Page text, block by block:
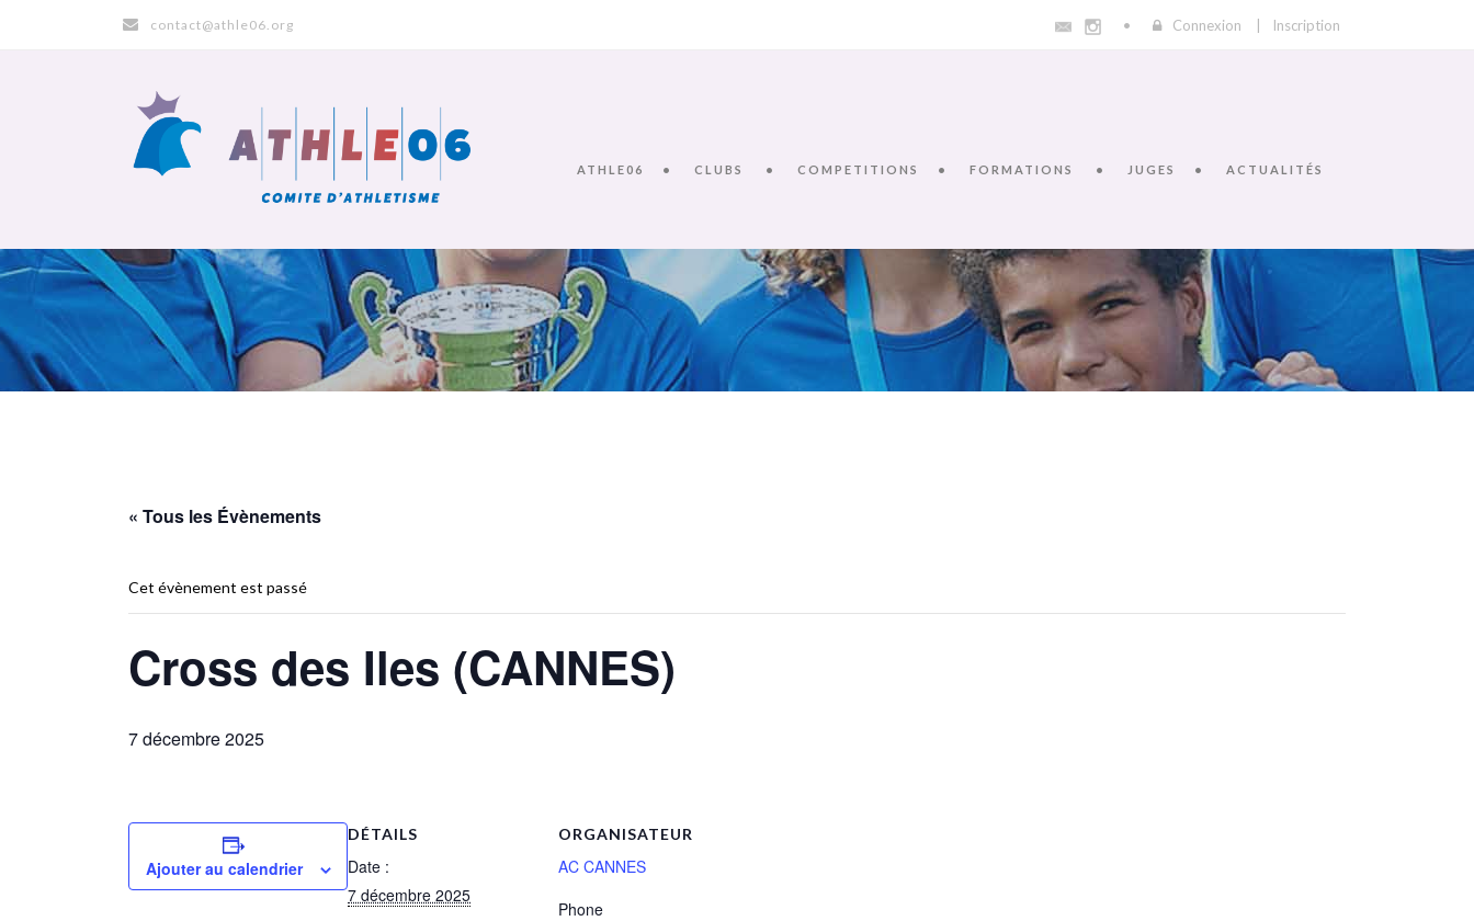
contact@athle06.org Connexion Inscription
ATHLE06 CLUBS COMPETITIONS FORMATIONS JUGES ACTUALITÉS
« Tous les Évènements
Cet évènement est passé
Cross des Iles (CANNES)
7 décembre 2025
Ajouter au calendrier
DÉTAILS
Date :
7 décembre 2025
ORGANISATEUR
AC CANNES
Phone